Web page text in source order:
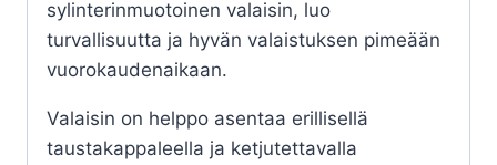
sylinterinmuotoinen valaisin, luo
turvallisuutta ja hyvän valaistuksen pimeään
vuorokaudenaikaan.
Valaisin on helppo asentaa erillisellä
taustakappaleella ja ketjutettavalla